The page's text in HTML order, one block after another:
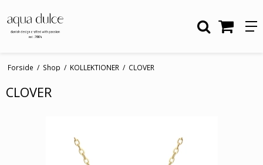
Forside / Shop / KOLLEKTIONER / CLOVER
CLOVER